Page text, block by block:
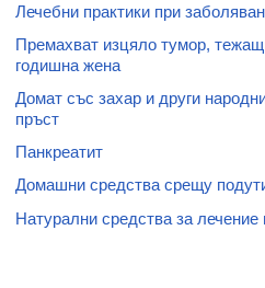
Лечебни практики при
Премахват изцяло тумор,
годишна жена
Домат със захар и други
пръст
Панкреатит
Домашни средства срещу
Натурални средства за лечение